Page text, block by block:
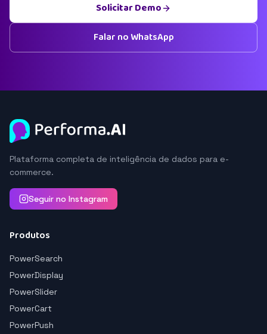
Solicitar Demo
Falar no WhatsApp
Plataforma completa de inteligência de dados para e-
commerce.
Seguir no Instagram
Produtos
PowerSearch
PowerDisplay
PowerSlider
PowerCart
PowerPush